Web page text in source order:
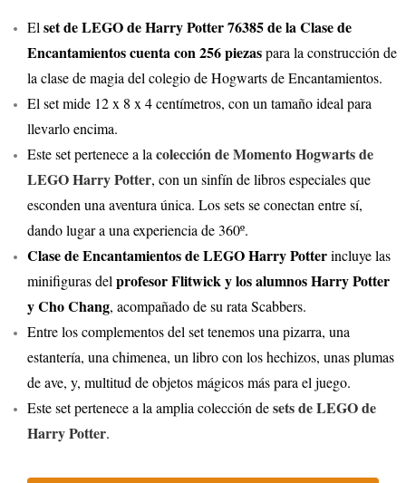
El set de LEGO de Harry Potter 76385 de la Clase de
Encantamientos cuenta con 256 piezaspara la construcción de
la clase de magia del colegio de Hogwarts de Encantamientos.
El set mide 12 x 8 x 4 centímetros, con un tamaño ideal para
llevarlo encima.
Este set pertenece a la colección de Momento Hogwarts de
LEGO Harry Potter, con un sinfín de libros especiales que
esconden una aventura única. Los sets se conectan entre sí,
dando lugar a una experiencia de 360º.
Clase de Encantamientos de LEGO Harry Potterincluye las
minifiguras del profesor Flitwick y los alumnos Harry Potter
y Cho Chang, acompañado de su rata Scabbers.
Entre los complementos del set tenemos una pizarra, una
estantería, una chimenea, un libro con los hechizos, unas plumas
de ave, y, multitud de objetos mágicos más para el juego.
Este set pertenece a la amplia colección desets de LEGO de
Harry Potter.